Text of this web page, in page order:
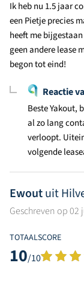
Ik heb nu 1.5 jaar
een Pietje precies
heeft me
geen andere lease
begon tot eind!
Reactie
Beste Yakout,
al zo lang
verloopt.
volgende
Ewoutuit
Geschreven op 02
TOTAALSCORE
10/10